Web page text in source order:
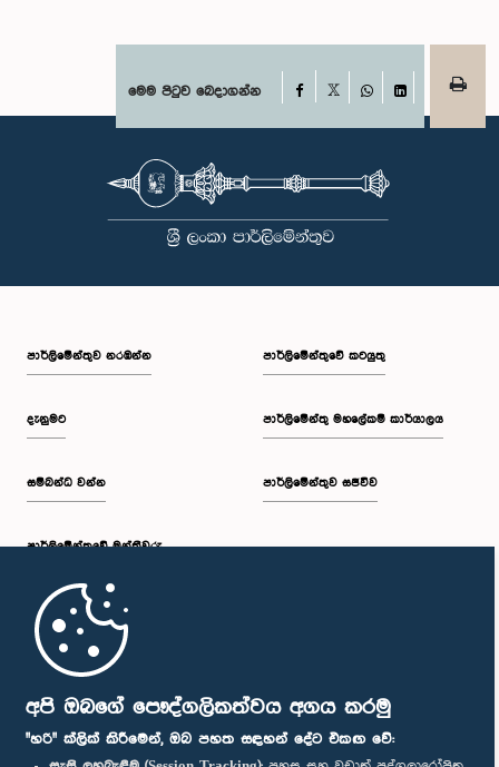
අපි ඔබගේ පෞද්ගලිකත්වය අගය කරමු
"හරි" ක්ලික් කිරීමෙන්, ඔබ පහත සඳහන් දේට එකඟ වේ:
මෙම පිටුව බෙදාගන්න Facebook
WhatsAppLinkedIn
පාර්ලි‌මේන්තුව නරඹන්න
දැනුමට
සම්බන්ධ වන්න
පාර්ලි‌මේන්තුවේ මන්ත්‍රීවරු
මුල් පිටුව
පාර්ලිමේන්තුවේ කටයුතු
පාර්ලිමේන්තු මහලේකම් කාර්යාලය
පාර්ලිමේන්තුව සජීවීව
පාර්ලිමේන්තු ජංගම යෙදුම